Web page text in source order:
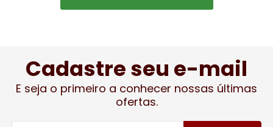
Cadastre seu e-mail
E seja o primeiro a conhecer nossas últimas
ofertas.